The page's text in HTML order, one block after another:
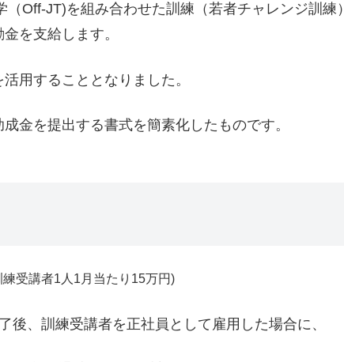
Off-JT)を組み合わせた訓練（若者チャレンジ訓練）
を支給します。
用することとなりました。
金を提出する書式を簡素化したものです。
受講者1人1月当たり15万円)
後、訓練受講者を正社員として雇用した場合に、